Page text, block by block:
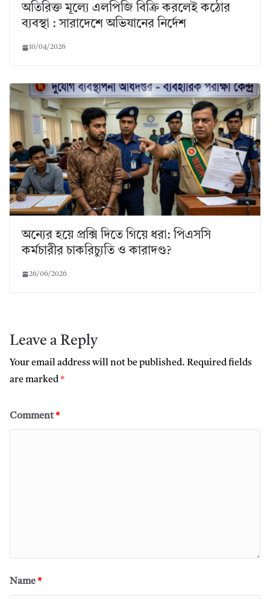
অতিরিক্ত মূল্যে এলপিজি বিক্রি করলেই কঠোর
ব্যবস্থা : সারাদেশে অভিযানের নির্দেশ
10/04/2026
অন্যের হয়ে প্রক্সি দিতে গিয়ে ধরা: পিএসসি
কর্মচারীর চাকরিচ্যুতি ও কারাদণ্ড?
26/06/2026
Leave a Reply
Your email address will not be published. Required fields
are marked*
Comment*
Name*